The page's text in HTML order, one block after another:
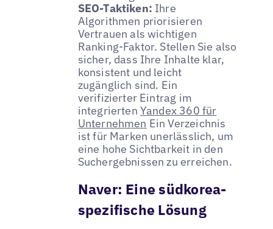
SEO-Taktiken: Ihre
Algorithmen priorisieren
Vertrauen als wichtigen
Ranking-Faktor. Stellen Sie also
sicher, dass Ihre Inhalte klar,
konsistent und leicht
zugänglich sind. Ein
verifizierter Eintrag im
integrierten Yandex 360 für
Unternehmen Ein Verzeichnis
ist für Marken unerlässlich, um
eine hohe Sichtbarkeit in den
Suchergebnissen zu erreichen.
Naver: Eine südkorea-
spezifische Lösung